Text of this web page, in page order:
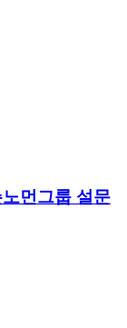
먼그룹 설문